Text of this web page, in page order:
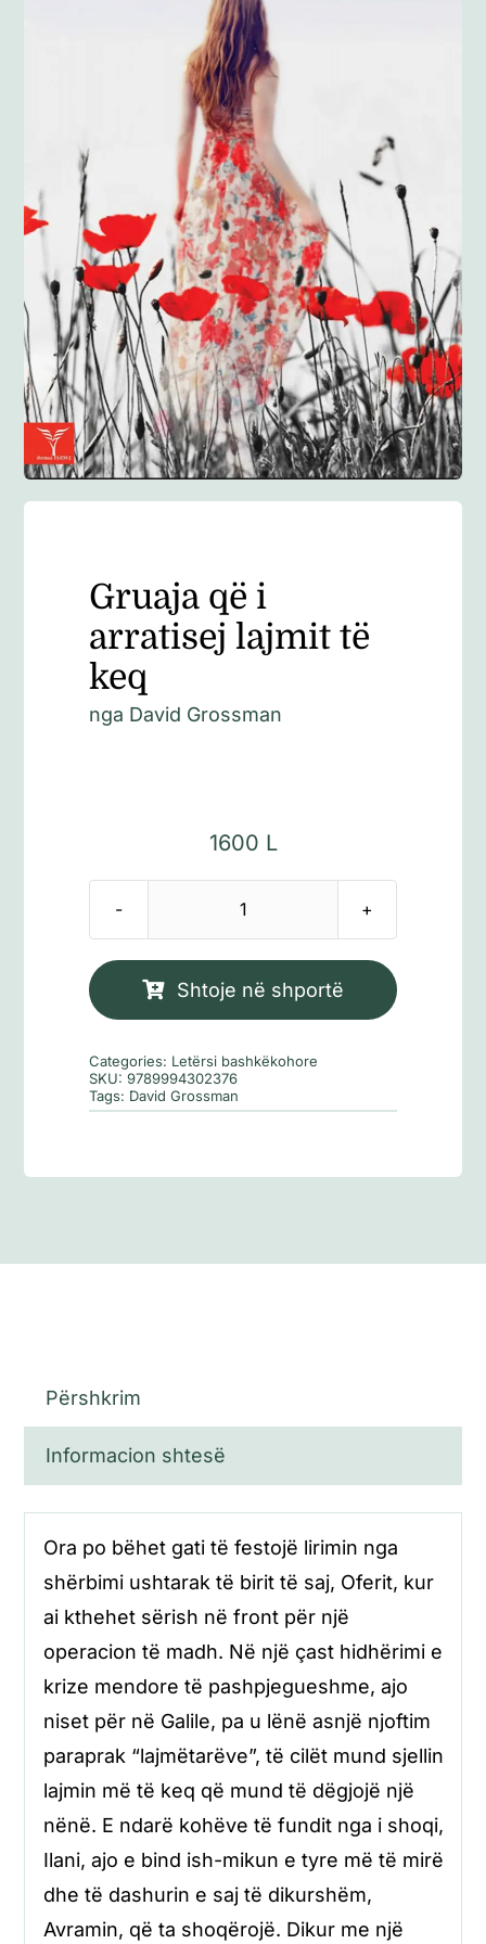
Anglisht
Ditarë
Evente
Blog
Gruaja që i
arratisej lajmit të
keq
nga David Grossman
1600 L
Sasi
që
lajmit
të
Shtoje në shportë
Categories: Letërsi bashkëkohore
SKU:9789994302376
Tags: David Grossman
Përshkrim
Informacion shtesë
Ora po bëhet gati të festojë lirimin nga
shërbimi ushtarak të birit të saj, Oferit, kur
ai kthehet sërish në front për një
operacion të madh. Në një çast hidhërimi e
krize mendore të pashpjegueshme, ajo
niset për në Galile, pa u lënë asnjë njoftim
paraprak “lajmëtarëve”, të cilët mund sjellin
lajmin më të keq që mund të dëgjojë një
nënë. E ndarë kohëve të fundit nga i shoqi,
Ilani, ajo e bind ish-mikun e tyre më të mirë
dhe të dashurin e saj të dikurshëm,
Avramin, që ta shoqërojë. Dikur me një